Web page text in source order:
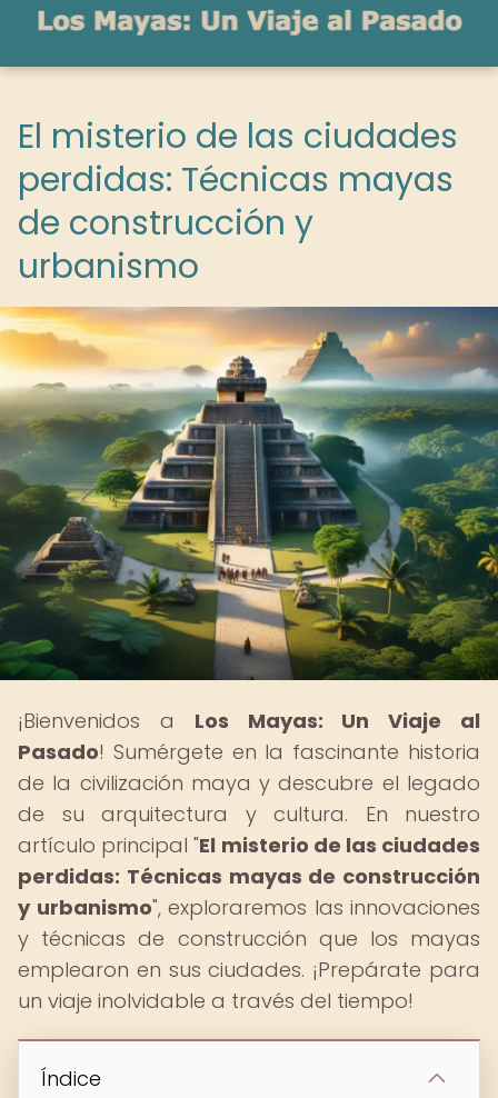
El misterio de las ciudades
perdidas: Técnicas mayas
de construcción y
urbanismo
¡Bienvenidos a Los Mayas: Un Viaje al
Pasado! Sumérgete en la fascinante historia
de la civilización maya y descubre el legado
de su arquitectura y cultura. En nuestro
artículo principal "El misterio de las ciudades
perdidas: Técnicas mayas de construcción
y urbanismo", exploraremos las innovaciones
y técnicas de construcción que los mayas
emplearon en sus ciudades. ¡Prepárate para
un viaje inolvidable a través del tiempo!
Índice